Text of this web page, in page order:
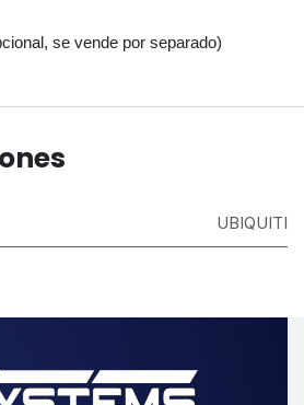
se vende por separado)
UBIQUITI